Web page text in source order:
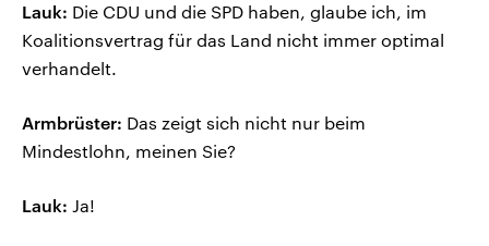
Lauk: Die CDU und die SPD haben, glaube ich, im
Koalitionsvertrag für das Land nicht immer optimal
verhandelt.
Armbrüster: Das zeigt sich nicht nur beim
Mindestlohn, meinen Sie?
Lauk: Ja!